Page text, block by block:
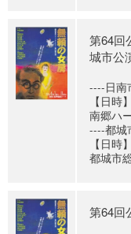
第64回
城市公
----日南
【日時
南郷ハ
----都城
【日時
都城市
第64回